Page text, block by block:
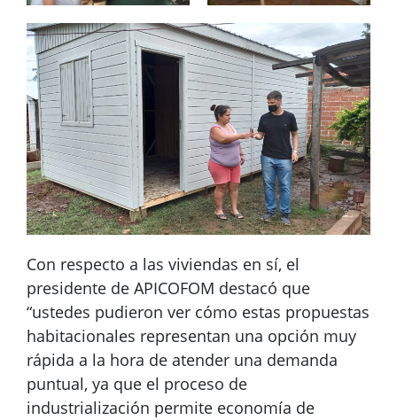
Con respecto a las viviendas en sí, el
presidente de APICOFOM destacó que
“ustedes pudieron ver cómo estas propuestas
habitacionales representan una opción muy
rápida a la hora de atender una demanda
puntual, ya que el proceso de
industrialización permite economía de